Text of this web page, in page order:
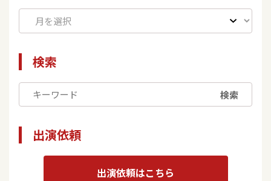
検索
検索
出演依頼
出演依頼はこちら